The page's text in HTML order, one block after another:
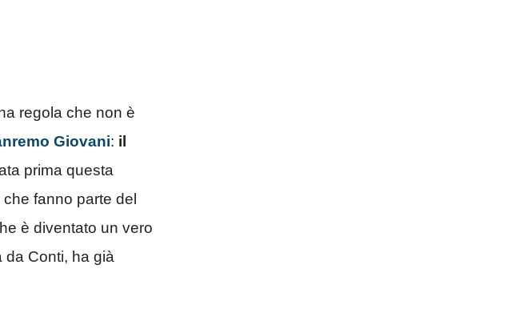
regola che non è
Giovani: il
prima questa
fanno parte del
è diventato un vero
da Conti, ha già